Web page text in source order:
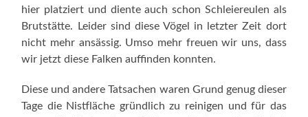
hier platziert und diente auch schon Schleiereulen als
Brutstätte. Leider sind diese Vögel in letzter Zeit dort
nicht mehr ansässig. Umso mehr freuen wir uns, dass
wir jetzt diese Falken auffinden konnten.
Diese und andere Tatsachen waren Grund genug dieser
Tage die Nistfläche gründlich zu reinigen und für das